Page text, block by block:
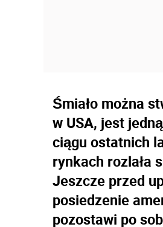
Śmiało można
w USA, jest
ciągu ostatnich
rynkach rozlała
Jeszcze przed
posiedzenie
pozostawi po